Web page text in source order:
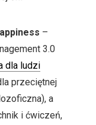
–
3.0
dla ludzi
przeciętnej
a
i ćwiczeń,